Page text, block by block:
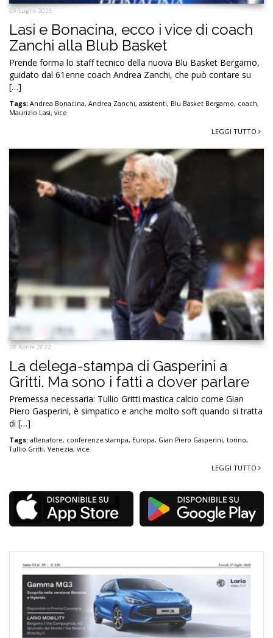
09 Luglio 2025
Lasi e Bonacina, ecco i vice di coach
Zanchi alla Blub Basket
Prende forma lo staff tecnico della nuova Blu Basket Bergamo,
guidato dal 61enne coach Andrea Zanchi, che può contare su
[…]
Tags: Andrea Bonacina, Andrea Zanchi, assistenti, Blu Basket Bergamo, coach,
Maurizio Lasi, vice
LEGGI TUTTO
28 Aprile 2022
La delega-stampa di Gasperini a
Gritti. Ma sono i fatti a dover parlare
Premessa necessaria: Tullio Gritti mastica calcio come Gian
Piero Gasperini, è simpatico e anche molto soft quando si tratta
di […]
Tags: allenatore, conferenze stampa, Europa, Gian Piero Gasperini, torino,
Tullio Gritti, Venezia, vice
LEGGI TUTTO